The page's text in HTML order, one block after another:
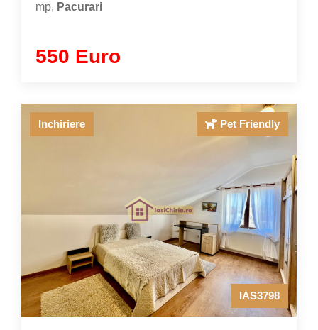
mp, Pacurari
550 Euro
Inchiriere
IAS3798
Pet Friendly